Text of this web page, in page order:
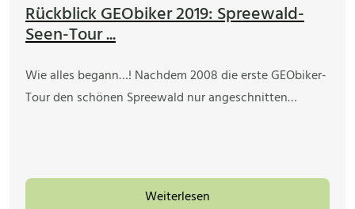
Rückblick GEObiker 2019: Spreewald-
Seen-Tour ...
Wie alles begann…! Nachdem 2008 die erste GEObiker-
Tour den schönen Spreewald nur angeschnitten…
Weiterlesen